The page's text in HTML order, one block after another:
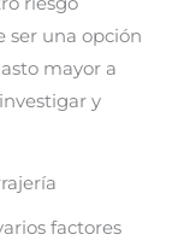
ser una opción
mayor a
y
factores